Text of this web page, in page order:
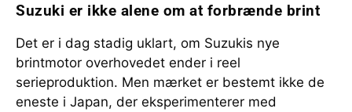
Suzuki er ikke alene om at forbrænde brint
Det er i dag stadig uklart, om Suzukis nye
brintmotor overhovedet ender i reel
serieproduktion. Men mærket er bestemt ikke de
eneste i Japan, der eksperimenterer med